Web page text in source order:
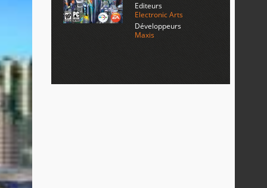
Editeurs
Electronic Arts
Développeurs
Maxis